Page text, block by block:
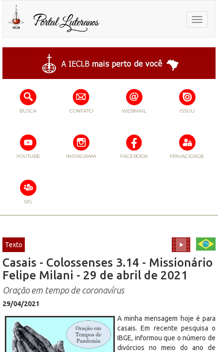
Toggle
BUSCA CONTATO WEBMAIL ISSUU
YOUTUBE INSTAGRAM FACEBOOK PRIVACIDADE
SIG
Texto
Casais - Colossenses 3.14 - Missionário
Felipe Milani - 29 de abril de 2021
Oração em tempo de coronavírus
29/04/2021
A minha mensagem hoje é para
casais. Em recente pesquisa o
IBGE, informou que o número de
divórcios no meio do ano de